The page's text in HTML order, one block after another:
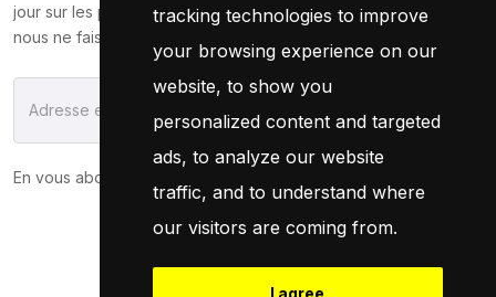
tracking technologies to improve
your browsing experience on our
website, to show you
personalized content and targeted
ads, to analyze our website
traffic, and to understand where
our visitors are coming from.
I agree
jour sur les promotions et les coupons. Ne vous inquiétez pas,
nous ne faisons pas de spam !
S'Abonner
En vous abonnant, vous acceptez notre